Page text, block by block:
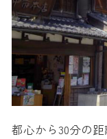
都心から30分の